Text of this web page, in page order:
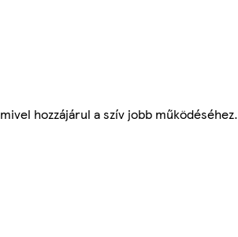
hozzájárul a szív jobb működéséhez.